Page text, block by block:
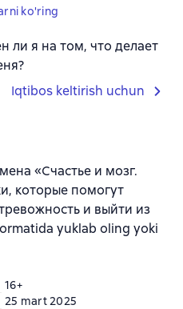
ko'ring
ли я на том, что делает
Iqtibos keltirish uchun
«Счастье и мозг.
которые помогут
и выйти из
yuklab oling yoki
16+
25 mart 2025